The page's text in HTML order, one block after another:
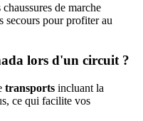
chaussures de marche
secours pour profiter au
lors d'un circuit ?
transports incluant la
ce qui facilite vos